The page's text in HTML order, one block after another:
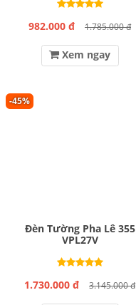
982.000 đ 1.785.000 đ
Xem ngay
-45%
Đèn Tường Pha Lê 355
VPL27V
1.730.000 đ 3.145.000 đ